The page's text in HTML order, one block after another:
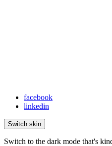
facebook
linkedin
Switch skin
Switch to the dark mode that's